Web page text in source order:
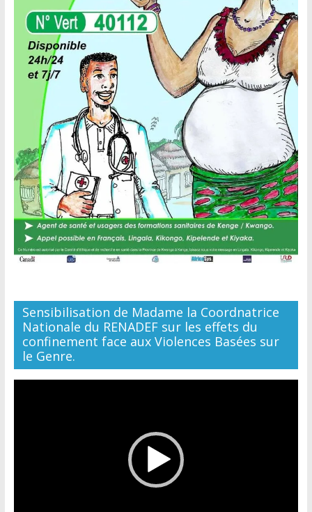
Sensibilisation de Madame la Coordnatrice
Nationale du RENADEF sur les effets du
confinement face aux Violences Basées sur
le Genre.